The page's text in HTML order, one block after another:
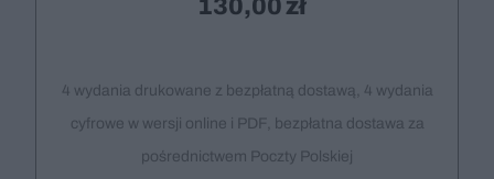
130,00
4 wydania drukowane z bezpłatną dostawą, 4 wydania
cyfrowe w wersji online i PDF, bezpłatna dostawa za
pośrednictwem Poczty Polskiej